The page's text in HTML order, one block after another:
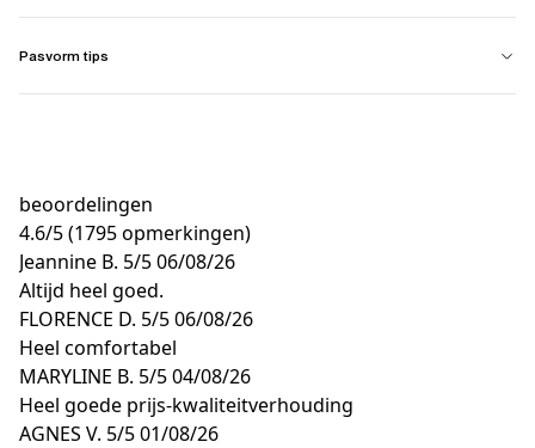
Pasvorm tips
beoordelingen
4.6/5(1795 opmerkingen)
Jeannine B. 5/506/08/26
Altijd heel goed.
FLORENCE D. 5/506/08/26
Heel comfortabel
MARYLINE B. 5/504/08/26
Heel goede prijs-kwaliteitverhouding
AGNES V. 5/501/08/26